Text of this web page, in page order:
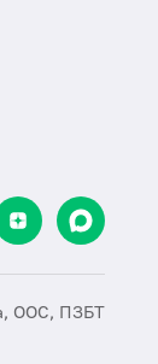
ООС, ПЗБТ